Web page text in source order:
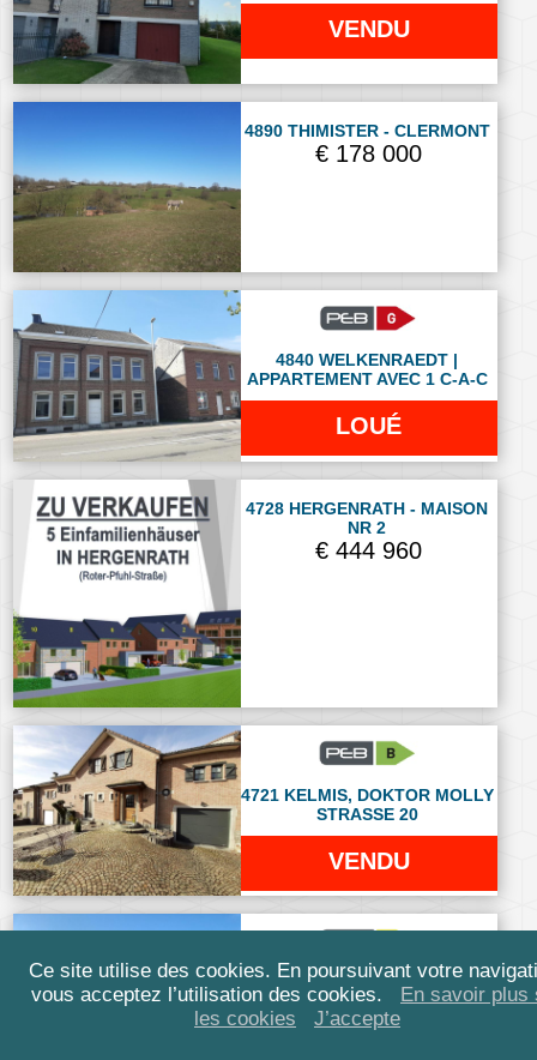
VENDU
4890 THIMISTER - CLERMONT
€ 178 000
4840 WELKENRAEDT |
APPARTEMENT AVEC 1 C-A-C
LOUÉ
4728 HERGENRATH - MAISON
NR 2
€ 444 960
4721 KELMIS, DOKTOR MOLLY
STRASSE 20
VENDU
4710 HERBESTHAL,
FELDSTRASSE 24
Ce site utilise des cookies. En poursuivant votre
vous acceptez l’utilisation des cookies.
En savoir plus
les cookies
J’accepte